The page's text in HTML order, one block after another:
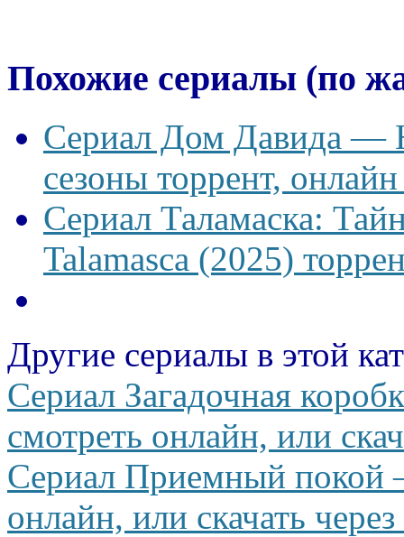
Похожие сериалы (по
Сериал Дом Давида —
сезоны торрент,
Сериал Таламаска:
Talamasca (2025)
Другие сериалы в этой
Сериал Загадочная
смотреть онлайн, или
Сериал Приемный покой
онлайн, или скачать